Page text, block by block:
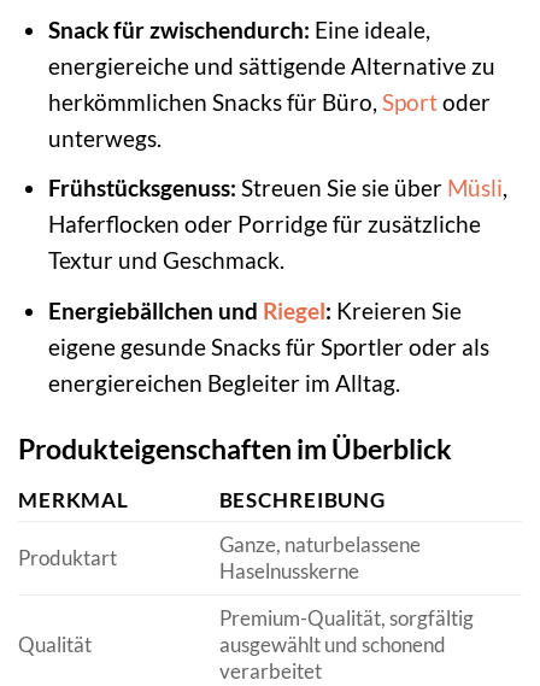
Snack für zwischendurch: Eine ideale,
energiereiche und sättigende Alternative zu
herkömmlichen Snacks für Büro, Sportoder
unterwegs.
Frühstücksgenuss: Streuen Sie sie über Müsli,
Haferflocken oder Porridge für zusätzliche
Textur und Geschmack.
Energiebällchen und Riegel: Kreieren Sie
eigene gesunde Snacks für Sportler oder als
energiereichen Begleiter im Alltag.
Produkteigenschaften im Überblick
MERKMAL BESCHREIBUNG
Produktart
Ganze, naturbelassene
Haselnusskerne
Qualität
Premium-Qualität, sorgfältig
ausgewählt und schonend
verarbeitet